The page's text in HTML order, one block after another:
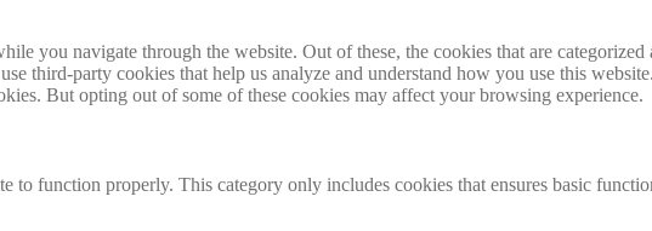
you navigate through the website. Out of these, the cookies that are categorized
third-party cookies that help us analyze and understand how you use this
But opting out of some of these cookies may affect your browsing experience.
to function properly. This category only includes cookies that ensures basic